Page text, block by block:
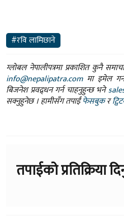
#रवि लामिछाने
ग्लोबल नेपालीपत्रमा प्रकाशित कुनै
info@nepalipatra.comमा इमेल
बिजनेश प्रवद्र्धन गर्न चाहनुहुन्छ भने
सक्नुहुनेछ । हामीसँग तपाईंफेसबुकर
तपाईको प्रतिक्रिया